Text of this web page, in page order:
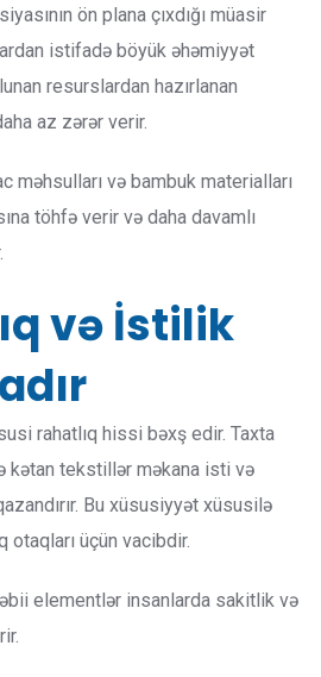
ön plana çıxdığı müasir
istifadə böyük əhəmiyyət
resurslardan hazırlanan
az zərər verir.
məhsulları və bambuk materialları
töhfə verir və daha davamlı
və İstilik
rahatlıq hissi bəxş edir. Taxta
kətan tekstillər məkana isti və
Bu xüsusiyyət xüsusilə
otaqları üçün vacibdir.
elementlər insanlarda sakitlik və